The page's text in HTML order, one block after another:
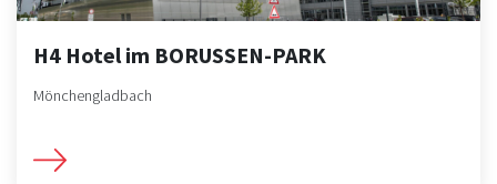
H4 Hotel im BORUSSEN-PARK
Mönchengladbach